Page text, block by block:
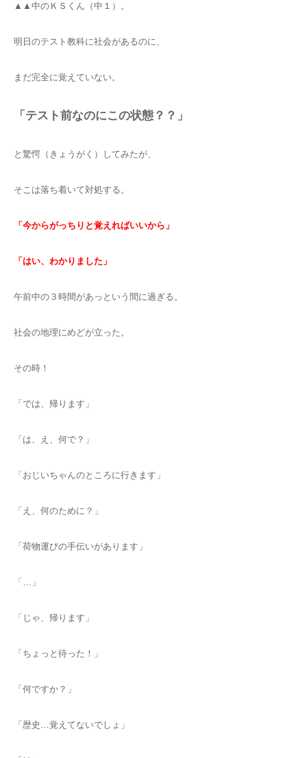
▲▲中のＫＳくん（中１）。
明日のテスト教科に社会があるのに、
まだ完全に覚えていない。
「テスト前なのにこの状態？？」
と驚愕（きょうがく）してみたが、
そこは落ち着いて対処する。
「今からがっちりと覚えればいいから」
「はい、わかりました」
午前中の３時間があっという間に過ぎる。
社会の地理にめどが立った。
その時！
「では、帰ります」
「は、え、何で？」
「おじいちゃんのところに行きます」
「え、何のために？」
「荷物運びの手伝いがあります」
「…」
「じゃ、帰ります」
「ちょっと待った！」
「何ですか？」
「歴史…覚えてないでしょ」